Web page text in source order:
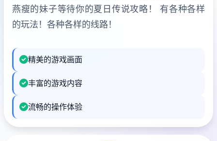
燕瘦的妹子等待你的夏日传说攻略！ 有各种各样
的玩法！各种各样的线路！
精美的游戏画面
丰富的游戏内容
流畅的操作体验